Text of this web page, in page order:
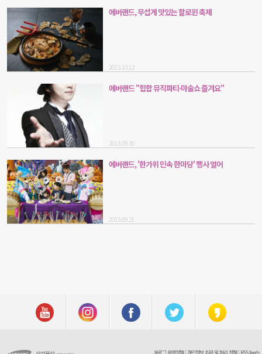
에버랜드, 무섭게 맛있는 할로윈 축제
2015.10.12
에버랜드 "힙합 뮤직파티·마술쇼 즐겨요"
2015.09.30
에버랜드, '한가위 민속 한마당' 행사 열어
2015.09.21